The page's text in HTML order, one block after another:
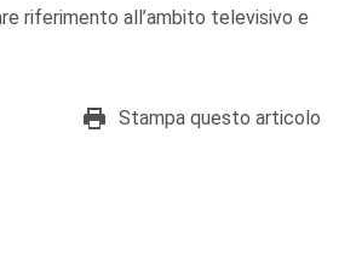
riferimento all’ambito televisivo e
Stampa questo articolo